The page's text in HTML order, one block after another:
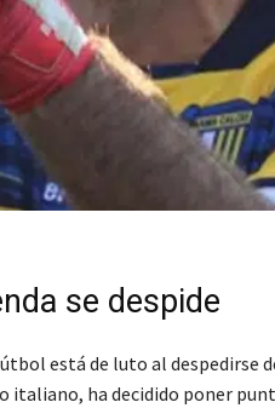
se despide
está de luto al despedirse
italiano, ha decidido poner